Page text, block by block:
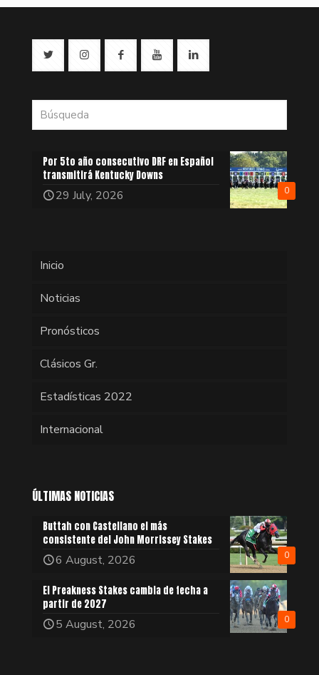
0
Por 5to año consecutivo DRF en Español
transmitirá Kentucky Downs
29 July, 2026
Inicio
Noticias
Pronósticos
Clásicos Gr.
Estadísticas 2022
Internacional
ÚLTIMAS NOTICIAS
0
Buttah con Castellano el más
consistente del John Morrissey Stakes
6 August, 2026
0
El Preakness Stakes cambia de fecha a
partir de 2027
5 August, 2026